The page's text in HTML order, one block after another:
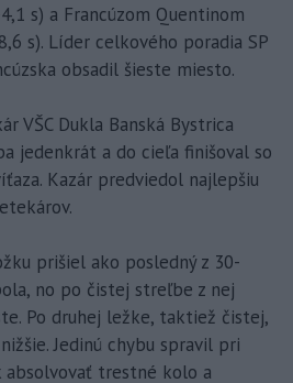
s) a Francúzom Quentinom
s). Líder celkového poradia SP
obsadil šieste miesto.
VŠC Dukla Banská Bystrica
jedenkrát a do cieľa finišoval so
Kazár predviedol najlepšiu
prišiel ako posledný z 30-
no po čistej streľbe z nej
Po druhej ležke, taktiež čistej,
Jedinú chybu spravil pri
trestné kolo a